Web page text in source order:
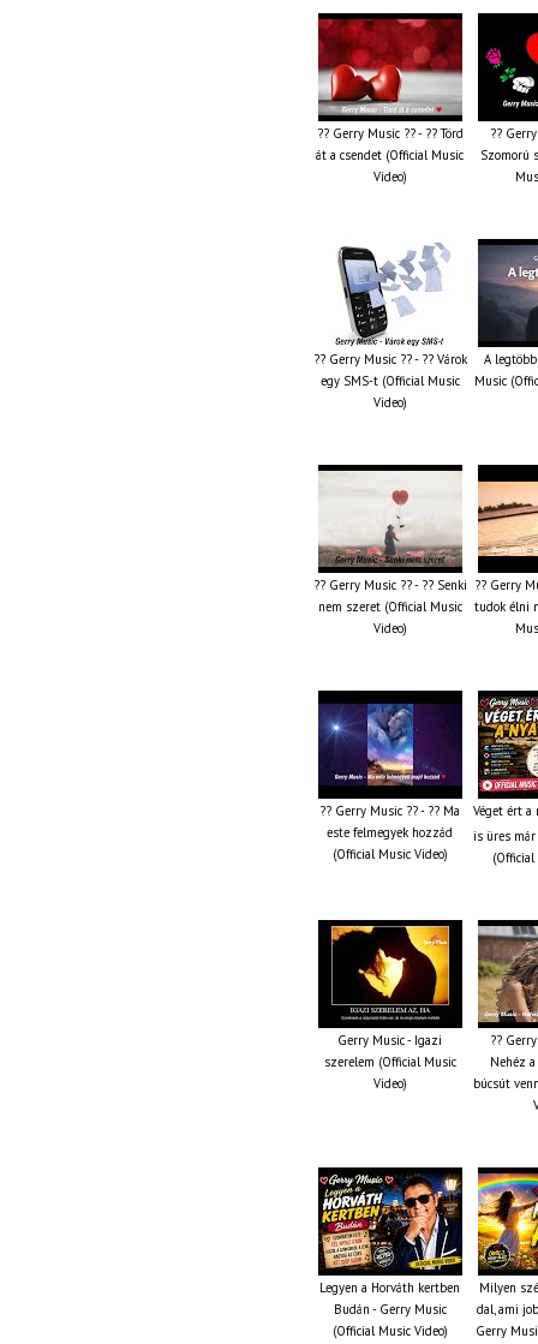
?? Gerry Music ?? - ?? Törd
át a csendet (Official Music
Video)
??
Szomorú
?? Gerry Music ?? - ?? Várok
egy SMS-t (Official Music
Video)
A
Music
?? Gerry Music ?? - ?? Senki
nem szeret (Official Music
Video)
?? Gerry
tudok élni
?? Gerry Music ?? - ?? Ma
este felmegyek hozzád
(Official Music Video)
Véget ért
is üres
(Official
Gerry Music - Igazi
szerelem (Official Music
Video)
??
Nehéz
búcsút
Legyen a Horváth kertben
Budán - Gerry Music
(Official Music Video)
Milyen
dal, ami
Gerry